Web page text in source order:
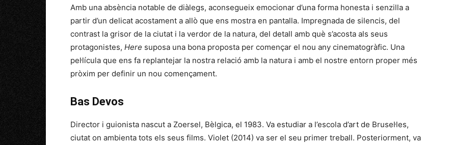
Amb una absència notable de diàlegs, aconsegueix emocionar d’una forma honesta i senzilla a
partir d’un delicat acostament a allò que ens mostra en pantalla. Impregnada de silencis, del
contrast la grisor de la ciutat i la verdor de la natura, del detall amb què s’acosta als seus
protagonistes, Here suposa una bona proposta per començar el nou any cinematogràfic. Una
pel·lícula que ens fa replantejar la nostra relació amb la natura i amb el nostre entorn proper més
pròxim per definir un nou començament.
Bas Devos
Director i guionista nascut a Zoersel, Bèlgica, el 1983. Va estudiar a l’escola d’art de Brusel·les,
ciutat on ambienta tots els seus films. Violet (2014) va ser el seu primer treball. Posteriorment, va